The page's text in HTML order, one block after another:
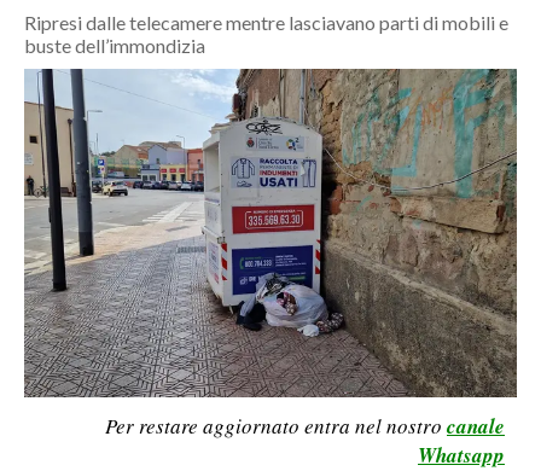
MONDO
POLITICA
ECONOMIA
SERVIZI ALLE IMPRESE
LAVORO
BANDI
SPORT IN SARDEGNA
Ripresi dalle telecamere mentre lasciavano parti di mobili e
buste dell’immondizia
Per restare aggiornato entra nel nostro canale
Whatsapp